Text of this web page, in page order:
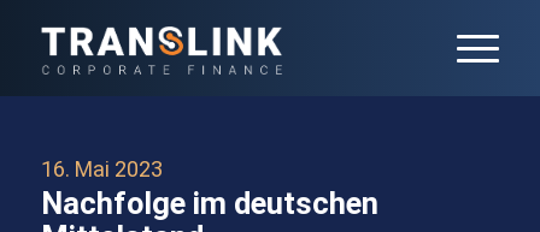
16. Mai 2023
Nachfolge im deutschen